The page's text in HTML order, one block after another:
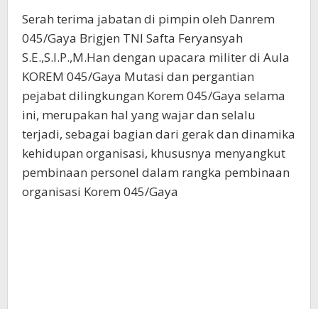
Serah terima jabatan di pimpin oleh Danrem
045/Gaya Brigjen TNI Safta Feryansyah
S.E.,S.I.P.,M.Han dengan upacara militer di Aula
KOREM 045/Gaya Mutasi dan pergantian
pejabat dilingkungan Korem 045/Gaya selama
ini, merupakan hal yang wajar dan selalu
terjadi, sebagai bagian dari gerak dan dinamika
kehidupan organisasi, khususnya menyangkut
pembinaan personel dalam rangka pembinaan
organisasi Korem 045/Gaya